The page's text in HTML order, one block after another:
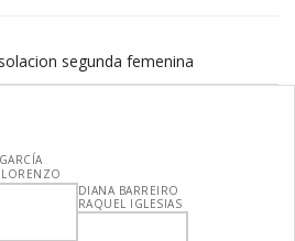
segunda femenina
DIANA BARREIRO
RAQUEL IGLESIAS